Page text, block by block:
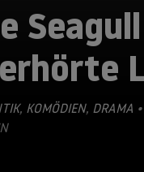
, KOMÖDIEN, DRAMA